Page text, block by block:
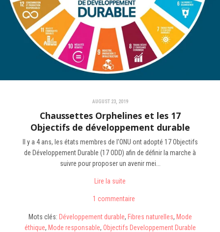
AUGUST 23, 2019
Chaussettes Orphelines et les 17
Objectifs de développement durable
Il y a 4 ans, les états membres de l’ONU ont adopté 17 Objectifs
de Développement Durable (17 ODD) afin de définir la marche à
suivre pour proposer un avenir mei...
Lire la suite
1 commentaire
Mots clés: Développement durable, Fibres naturelles, Mode
éthique, Mode responsable, Objectifs Developpement Durable